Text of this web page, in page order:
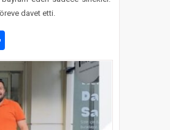
davet etti.